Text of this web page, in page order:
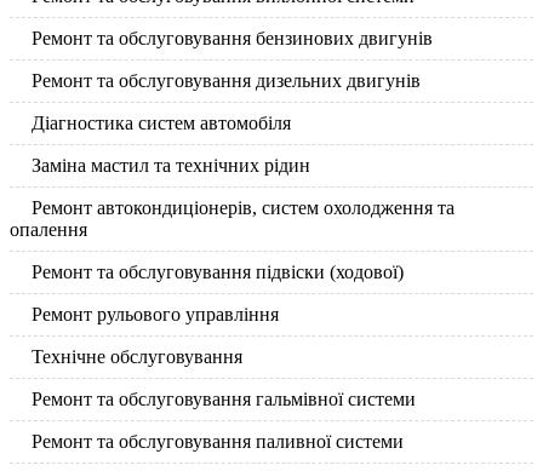
Ремонт та обслуговування бензинових двигунів
Ремонт та обслуговування дизельних двигунів
Діагностика систем автомобіля
Заміна мастил та технічних рідин
Ремонт автокондиціонерів, систем охолодження та
опалення
Ремонт та обслуговування підвіски (ходової)
Ремонт рульового управління
Технічне обслуговування
Ремонт та обслуговування гальмівної системи
Ремонт та обслуговування паливної системи